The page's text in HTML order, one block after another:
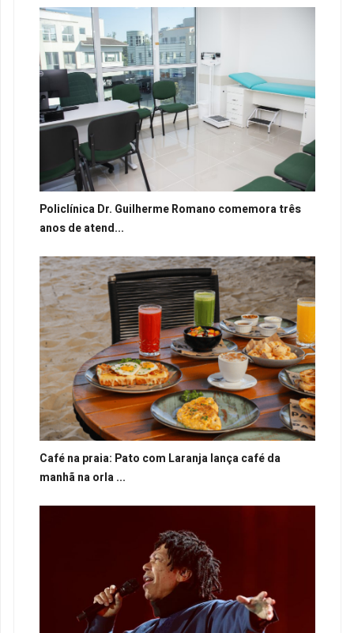
Policlínica Dr. Guilherme Romano comemora três
anos de atend...
Café na praia: Pato com Laranja lança café da
manhã na orla ...